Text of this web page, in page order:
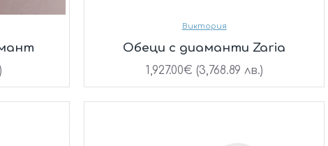
Виктория
Oбеци с диаманти Zaria
1,927.00€ (3,768.89 лв.)